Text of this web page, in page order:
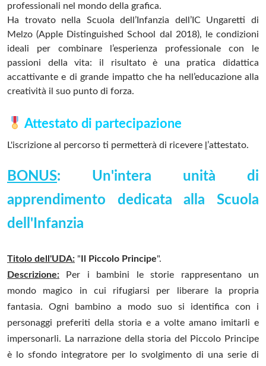
professionali nel mondo della grafica.
Ha trovato nella Scuola dell’Infanzia dell’IC Ungaretti di
Melzo (Apple Distinguished School dal 2018), le condizioni
ideali per combinare l’esperienza professionale con le
passioni della vita: il risultato è una pratica didattica
accattivante e di grande impatto che ha nell’educazione alla
creatività il suo punto di forza.
Attestato di partecipazione
L'iscrizione al percorso ti permetterà di ricevere l’attestato.
BONUS: Un'intera unità di
apprendimento dedicata alla Scuola
dell'Infanzia
Titolo dell'UDA: " Il Piccolo Principe".
Descrizione: Per i bambini le storie rappresentano un
mondo magico in cui rifugiarsi per liberare la propria
fantasia. Ogni bambino a modo suo si identifica con i
personaggi preferiti della storia e a volte amano imitarli e
impersonarli. La narrazione della storia del Piccolo Principe
è lo sfondo integratore per lo svolgimento di una serie di